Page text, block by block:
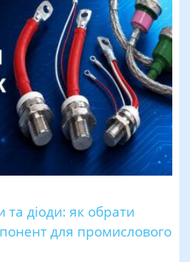
та діоди: як обрати
для промислового